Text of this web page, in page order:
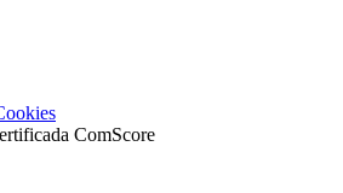
ComScore